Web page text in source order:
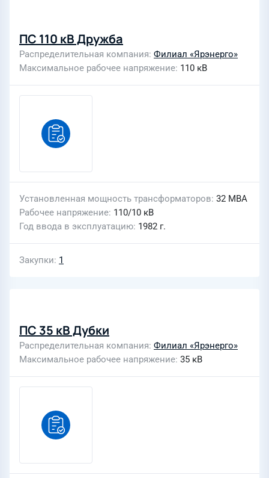
ПС 110 кВ Дружба
Распределительная компания Филиал «Ярэнерго»
Максимальное рабочее напряжение 110 кВ
Установленная мощность трансформаторов 32 МВА
Рабочее напряжение 110/10 кВ
Год ввода в эксплуатацию 1982 г.
Закупки 1
ПС 35 кВ Дубки
Распределительная компания Филиал «Ярэнерго»
Максимальное рабочее напряжение 35 кВ